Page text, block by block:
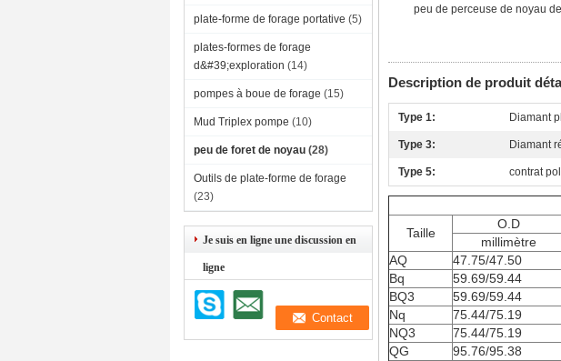
plate-forme de forage portative (5)
plates-formes de forage
d&#39;exploration (14)
pompes à boue de forage (15)
Mud Triplex pompe (10)
peu de foret de noyau (28)
Outils de plate-forme de forage
(23)
Je suis en ligne une discussion en
ligne
peu de perceuse de noyau
Description de produit
Type 1: Diamant
Type 3: Diamant
Type 5: contrat
Taille
O.D
millimètre
AQ
47.75/47.50
Bq
59.69/59.44
BQ3
59.69/59.44
Nq
75.44/75.19
NQ3
75.44/75.19
QG
95.76/95.38